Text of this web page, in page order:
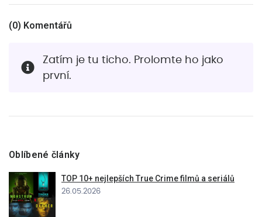
(0) Komentářů
Zatím je tu ticho. Prolomte ho jako
první.
Oblíbené články
TOP 10+ nejlepších True Crime filmů a seriálů
26.05.2026